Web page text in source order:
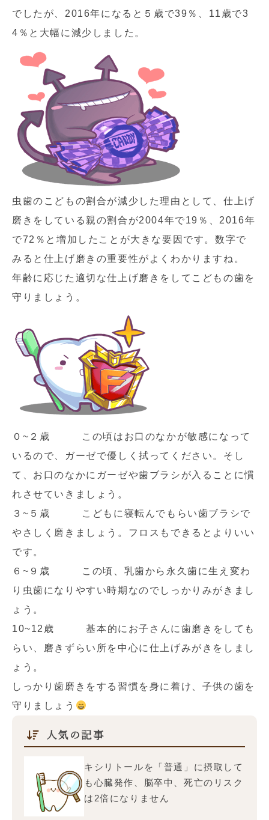
でしたが、2016年になると５歳で39％、11歳で3
4％と大幅に減少しました。
虫歯のこどもの割合が減少した理由として、仕上げ
磨きをしている親の割合が2004年で19％、2016年
で72％と増加したことが大きな要因です。数字で
みると仕上げ磨きの重要性がよくわかりますね。
年齢に応じた適切な仕上げ磨きをしてこどもの歯を
守りましょう。
０~２歳 この頃はお口のなかが敏感になって
いるので、ガーゼで優しく拭ってください。そし
て、お口のなかにガーゼや歯ブラシが入ることに慣
れさせていきましょう。
３~５歳 こどもに寝転んでもらい歯ブラシで
やさしく磨きましょう。フロスもできるとよりいい
です。
６~９歳 この頃、乳歯から永久歯に生え変わ
り虫歯になりやすい時期なのでしっかりみがきまし
ょう。
10~12歳 基本的にお子さんに歯磨きをしても
らい、磨きずらい所を中心に仕上げみがきをしまし
ょう。
しっかり歯磨きをする習慣を身に着け、子供の歯を
守りましょう
人気の記事
キシリトールを「普通」に摂取して
も心臓発作、脳卒中、死亡のリスク
は2倍になりません